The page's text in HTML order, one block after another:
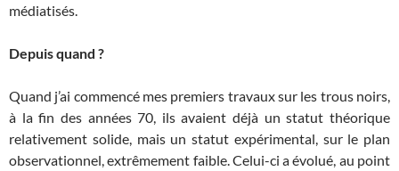
médiatisés.
Depuis quand ?
Quand j’ai commencé mes premiers travaux sur les trous noirs,
à la fin des années 70, ils avaient déjà un statut théorique
relativement solide, mais un statut expérimental, sur le plan
observationnel, extrêmement faible. Celui-ci a évolué, au point